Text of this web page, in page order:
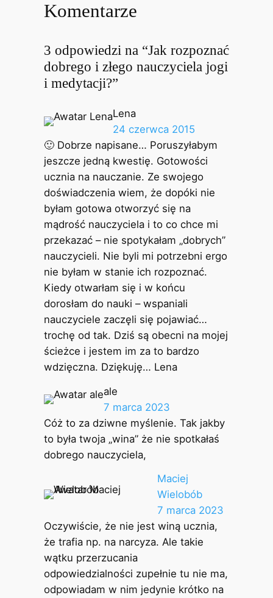
Komentarze
3 odpowiedzi na “Jak rozpoznać
dobrego i złego nauczyciela jogi
i medytacji?”
Lena
24 czerwca 2015
🙂 Dobrze napisane… Poruszyłabym
jeszcze jedną kwestię. Gotowości
ucznia na nauczanie. Ze swojego
doświadczenia wiem, że dopóki nie
byłam gotowa otworzyć się na
mądrość nauczyciela i to co chce mi
przekazać – nie spotykałam „dobrych”
nauczycieli. Nie byli mi potrzebni ergo
nie byłam w stanie ich rozpoznać.
Kiedy otwarłam się i w końcu
dorosłam do nauki – wspaniali
nauczyciele zaczęli się pojawiać…
trochę od tak. Dziś są obecni na mojej
ścieżce i jestem im za to bardzo
wdzięczna. Dziękuję… Lena
ale
7 marca 2023
Cóż to za dziwne myślenie. Tak jakby
to była twoja „wina” że nie spotkałaś
dobrego nauczyciela,
Maciej
Wielobób
7 marca 2023
Oczywiście, że nie jest winą ucznia,
że trafia np. na narcyza. Ale takie
wątku przerzucania
odpowiedzialności zupełnie tu nie ma,
odpowiadam w nim jedynie krótko na